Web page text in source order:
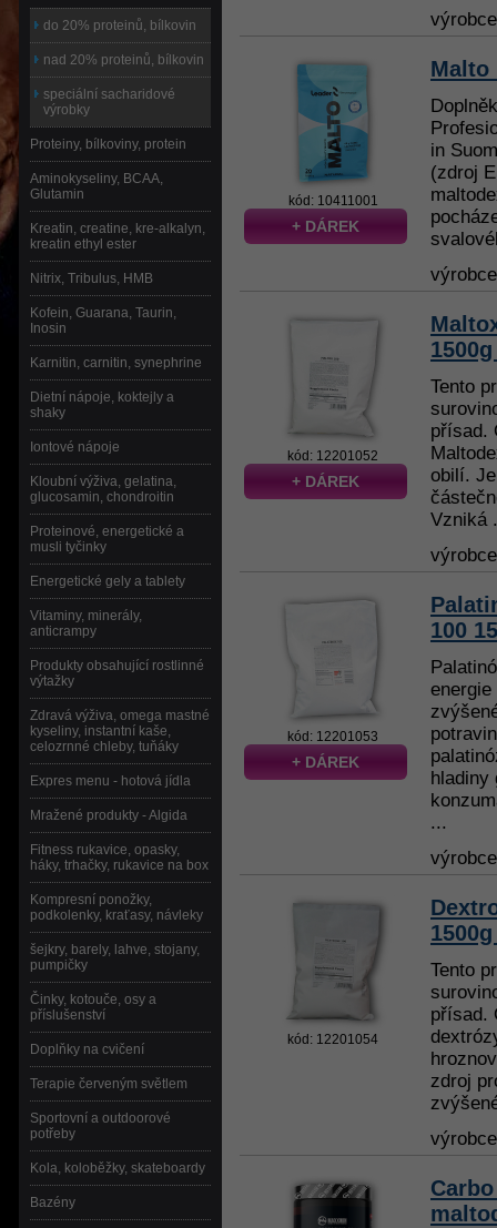
kód: 10411001
+ DÁREK
Malto
in
(zdroj
kód: 12201052
+ DÁREK
Tento
přísad.
obilí.
Vzniká
kód: 12201053
+ DÁREK
100
hladiny
...
kód: 12201054
Tento
přísad.
zdroj
do 20% proteinů, bílkovin
nad 20% proteinů, bílkovin
speciální sacharidové
výrobky
Proteiny, bílkoviny, protein
Aminokyseliny, BCAA,
Glutamin
Kreatin, creatine, kre-alkalyn,
kreatin ethyl ester
Nitrix, Tribulus, HMB
Kofein, Guarana, Taurin,
Inosin
Karnitin, carnitin, synephrine
Dietní nápoje, koktejly a
shaky
Iontové nápoje
Kloubní výživa, gelatina,
glucosamin, chondroitin
Proteinové, energetické a
musli tyčinky
Energetické gely a tablety
Vitaminy, minerály,
anticrampy
Produkty obsahující rostlinné
výtažky
Zdravá výživa, omega mastné
kyseliny, instantní kaše,
celozrnné chleby, tuňáky
Expres menu - hotová jídla
Mražené produkty - Algida
Fitness rukavice, opasky,
háky, trhačky, rukavice na box
Kompresní ponožky,
podkolenky, kraťasy, návleky
šejkry, barely, lahve, stojany,
pumpičky
Činky, kotouče, osy a
příslušenství
Doplňky na cvičení
Terapie červeným světlem
Sportovní a outdoorové
potřeby
Kola, koloběžky, skateboardy
Bazény